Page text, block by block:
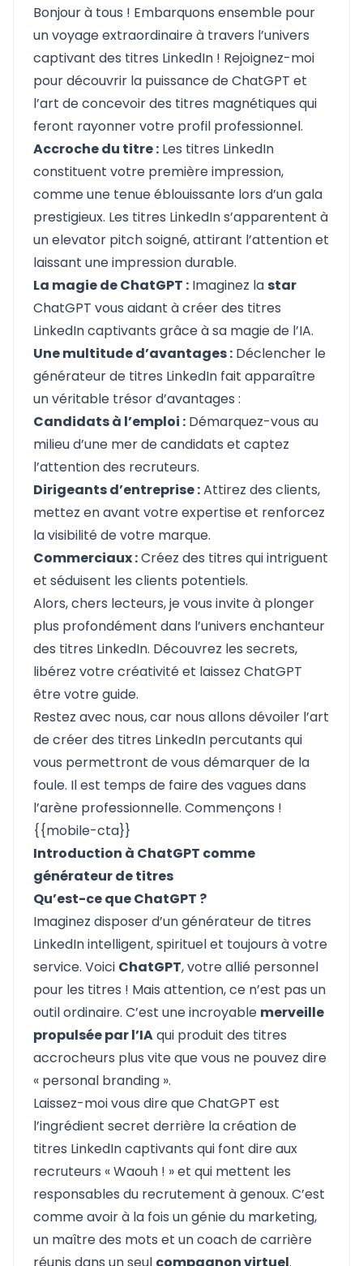
Bonjour à tous ! Embarquons ensemble pour
un voyage extraordinaire à travers l’univers
captivant des titres LinkedIn ! Rejoignez-moi
pour découvrir la puissance de ChatGPT et
l’art de concevoir des titres magnétiques qui
feront rayonner votre profil professionnel.
Accroche du titre : Les titres LinkedIn
constituent votre première impression,
comme une tenue éblouissante lors d’un gala
prestigieux. Les titres LinkedIn s’apparentent à
un elevator pitch soigné, attirant l’attention et
laissant une impression durable.
La magie de ChatGPT : Imaginez lastar
ChatGPT vous aidant à créer des titres
LinkedIn captivants grâce à sa magie de l’IA.
Une multitude d’avantages : Déclencher le
générateur de titres LinkedIn fait apparaître
un véritable trésor d’avantages :
Candidats à l’emploi : Démarquez-vous au
milieu d’une mer de candidats et captez
l’attention des recruteurs.
Dirigeants d’entreprise :Attirez des clients,
mettez en avant votre expertise et renforcez
la visibilité de votre marque.
Commerciaux :Créez des titres qui intriguent
et séduisent les clients potentiels.
Alors, chers lecteurs, je vous invite à plonger
plus profondément dans l’univers enchanteur
des titres LinkedIn. Découvrez les secrets,
libérez votre créativité et laissez ChatGPT
être votre guide.
Restez avec nous, car nous allons dévoiler l’art
de créer des titres LinkedIn percutants qui
vous permettront de vous démarquer de la
foule. Il est temps de faire des vagues dans
l’arène professionnelle. Commençons !
{{mobile-cta}}
Introduction à ChatGPT comme
générateur de titres
Qu’est-ce que ChatGPT ?
Imaginez disposer d’un générateur de titres
LinkedIn intelligent, spirituel et toujours à votre
service. Voici ChatGPT, votre allié personnel
pour les titres ! Mais attention, ce n’est pas un
outil ordinaire. C’est une incroyable merveille
propulsée par l’IAqui produit des titres
accrocheurs plus vite que vous ne pouvez dire
« personal branding ».
Laissez-moi vous dire que ChatGPT est
l’ingrédient secret derrière la création de
titres LinkedIn captivants qui font dire aux
recruteurs « Waouh ! » et qui mettent les
responsables du recrutement à genoux. C’est
comme avoir à la fois un génie du marketing,
un maître des mots et un coach de carrière